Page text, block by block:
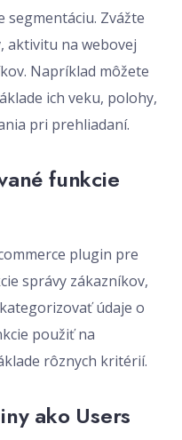
Zvážte
aktivitu na webovej
Napríklad môžete
ich veku, polohy,
pri prehliadaní.
funkcie
plugin pre
správy zákazníkov,
údaje o
použiť na
rôznych kritérií.
ako Users